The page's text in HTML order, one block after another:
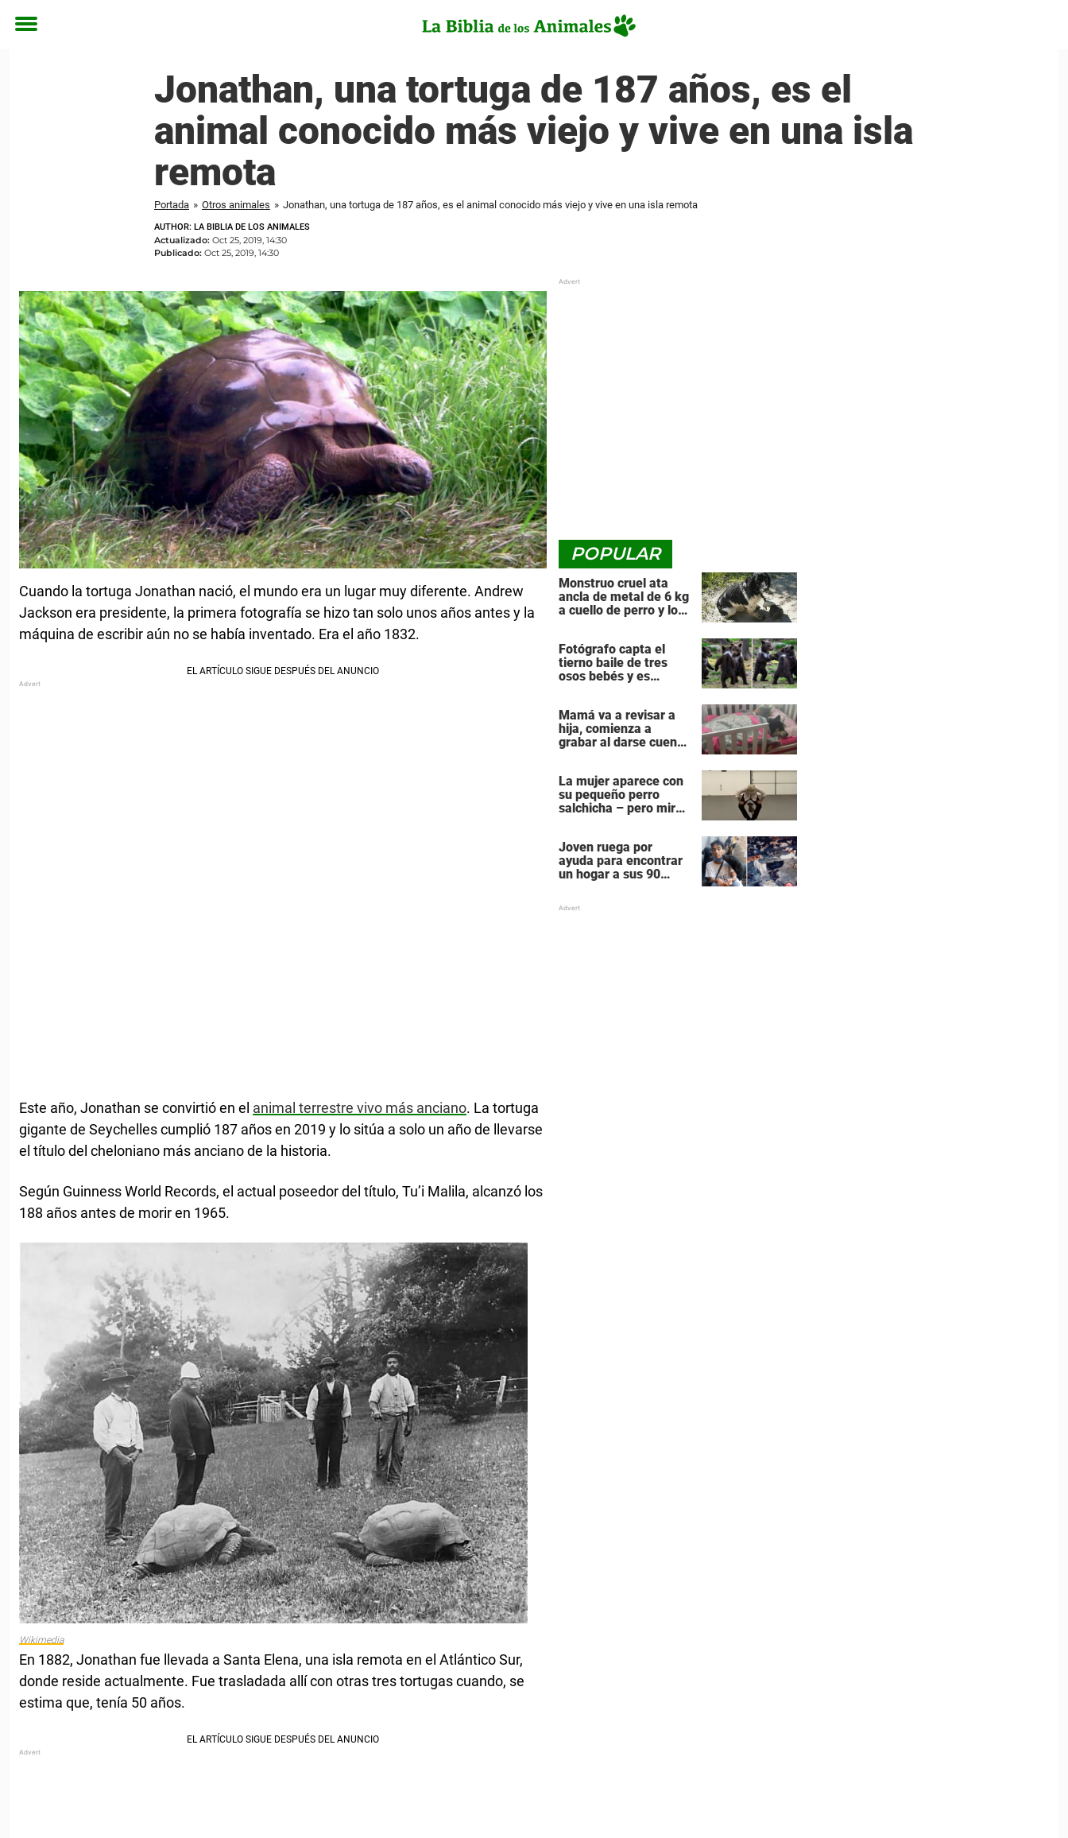
Toggle
Jonathan, una tortuga de 187 años, es el
animal conocido más viejo y vive en una isla
remota
Portada » Otros animales » Jonathan, una tortuga de 187 años, es el animal conocido más viejo y vive en una isla remota
AUTHOR: LA BIBLIA DE LOS ANIMALES
Actualizado: Oct 25, 2019, 14:30
Publicado: Oct 25, 2019, 14:30
Cuando la tortuga Jonathan nació, el mundo era un lugar muy diferente. Andrew
Jackson era presidente, la primera fotografía se hizo tan solo unos años antes y la
máquina de escribir aún no se había inventado. Era el año 1832.
Este año, Jonathan se convirtió en el animal terrestre vivo más anciano. La tortuga
gigante de Seychelles cumplió 187 años en 2019 y lo sitúa a solo un año de llevarse
el título del cheloniano más anciano de la historia.
Según Guinness World Records, el actual poseedor del título, Tu’i Malila, alcanzó los
188 años antes de morir en 1965.
Wikimedia
En 1882, Jonathan fue llevada a Santa Elena, una isla remota en el Atlántico Sur,
donde reside actualmente. Fue trasladada allí con otras tres tortugas cuando, se
estima que, tenía 50 años.
POPULAR
Monstruo cruel ata
ancla de metal de 6 kg
a cuello de perro y lo
Fotógrafo capta el
tierno baile de tres
osos bebés y es
Mamá va a revisar a
hija, comienza a
grabar al darse cuenta
durmiendo con ella
La mujer aparece con
su pequeño perro
salchicha – pero mira
Joven ruega por
ayuda para encontrar
un hogar a sus 90
estoy mal”